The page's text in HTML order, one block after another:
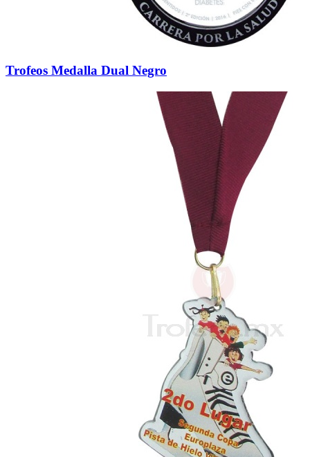
Trofeos Medalla Dual Negro